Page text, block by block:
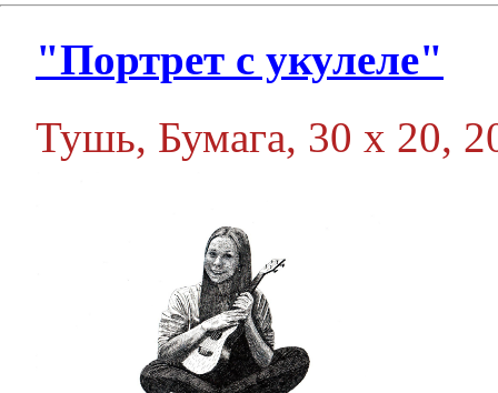
"Портрет с укулеле"
Тушь, Бумага, 30 х 20,